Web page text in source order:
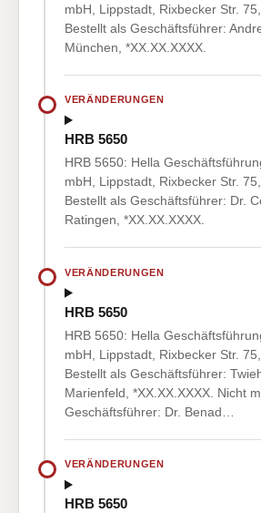
mbH, Lippstadt, Rixbecker Str.
Bestellt als Geschäftsführer:
München, *XX.XX.XXXX.
VERÄNDERUNGEN
HRB 5650
HRB 5650: Hella
mbH, Lippstadt, Rixbecker Str.
Bestellt als Geschäftsführer: Dr.
Ratingen, *XX.XX.XXXX.
VERÄNDERUNGEN
HRB 5650
HRB 5650: Hella
mbH, Lippstadt, Rixbecker Str.
Bestellt als Geschäftsführer:
Marienfeld, *XX.XX.XXXX. Nicht
Geschäftsführer: Dr. Benad…
VERÄNDERUNGEN
HRB 5650